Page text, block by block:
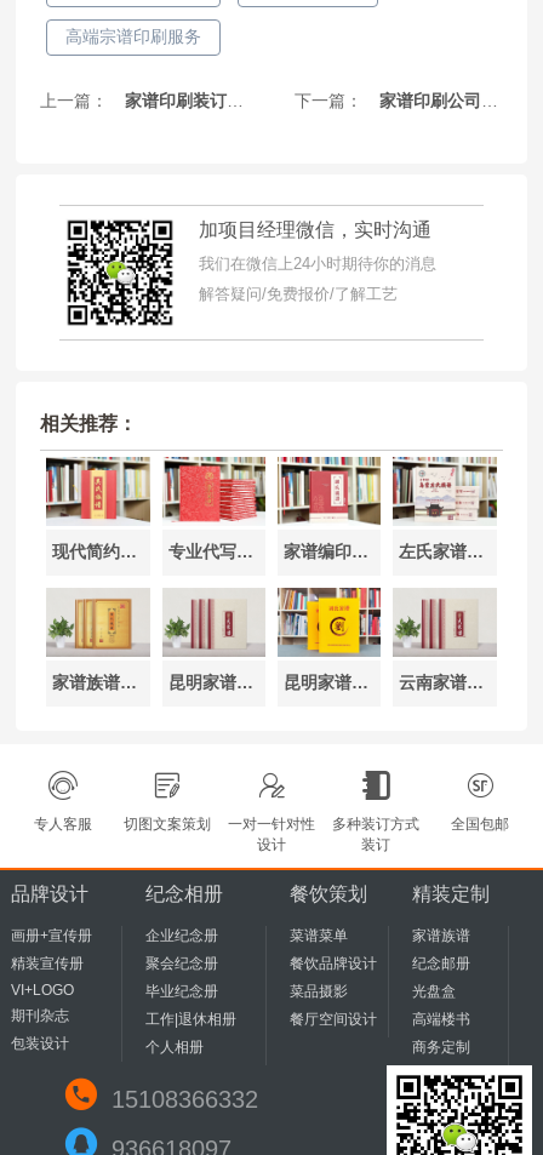
高端宗谱印刷服务
上一篇： 家谱印刷装订公司-传承家族历史，珍藏荣耀记忆 下一篇： 家谱印刷公司价格表详解-专业定制报价
加项目经理微信，实时沟通
我们在微信上24小时期待你的消息
解答疑问/免费报价/了解工艺
相关推荐：
现代简约风格家谱图谱设计排版-打造清晰美观的家族记录 专业代写家谱服务-助力传承家族文化与历史 家谱编印基地 -一站式家谱印刷制作服务 左氏家谱族谱排版设计印刷记录家族优秀文化和历史
家谱族谱排版设计-记载家族的文化和历史 昆明家谱排版印刷-族谱印刷厂家 昆明家谱设计公司-家谱编写遇到的问题 云南家谱排版设计印刷-族谱制作参考样本
专人客服 切图文案策划
一对一针对性
设计
多种装订方式
装订
全国包邮
品牌设计
画册+宣传册
精装宣传册
VI+LOGO
期刊杂志
包装设计
纪念相册
企业纪念册
聚会纪念册
毕业纪念册
工作|退休相册
个人相册
餐饮策划
菜谱菜单
餐饮品牌设计
菜品摄影
餐厅空间设计
精装定制
家谱族谱
纪念邮册
光盘盒
高端楼书
商务定制
15108366332
936618097